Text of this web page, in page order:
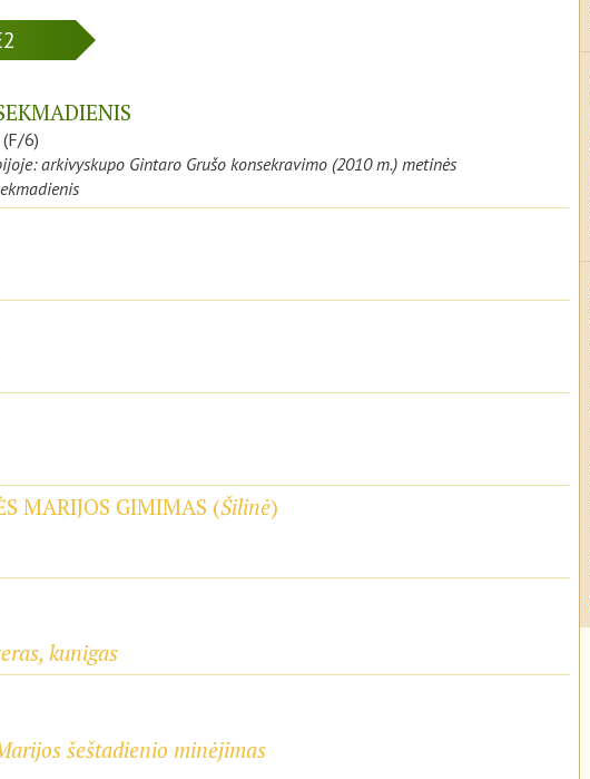
6)
arkivyskupo Gintaro Grušo konsekravimo (2010 m.) metinės
MARIJOS GIMIMAS (Šilinė)
kunigas
šeštadienio minėjimas